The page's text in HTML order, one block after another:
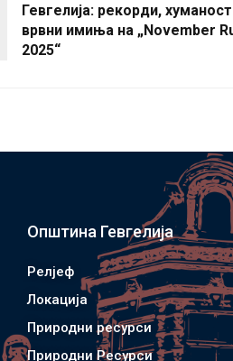
Гевгелија: рекорди,
врвни имиња на „November
2025“
Општина Гевгелија
Релјеф
Локација
Природни ресурси
Природни Ресурси